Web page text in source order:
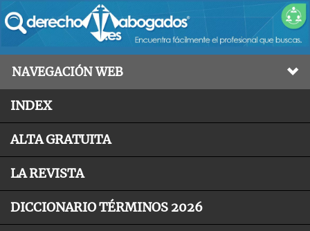
NAVEGACIÓN WEB
INDEX
ALTA GRATUITA
LA REVISTA
DICCIONARIO TÉRMINOS 2026